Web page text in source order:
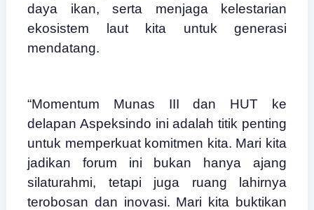
daya ikan, serta menjaga kelestarian
ekosistem laut kita untuk generasi
mendatang.
“Momentum Munas III dan HUT ke
delapan Aspeksindo ini adalah titik penting
untuk memperkuat komitmen kita. Mari kita
jadikan forum ini bukan hanya ajang
silaturahmi, tetapi juga ruang lahirnya
terobosan dan inovasi. Mari kita buktikan